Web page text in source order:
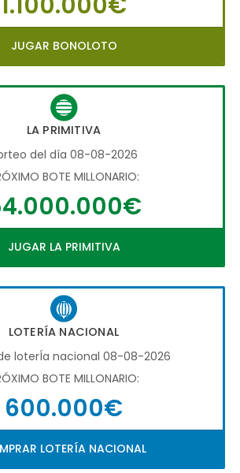
JUGAR BONOLOTO
LA PRIMITIVA
del día 08-08-2026
BOTE MILLONARIO:
JUGAR LA PRIMITIVA
LOTERÍA NACIONAL
loterÍa nacional 08-08-2026
BOTE MILLONARIO:
600.000€
LOTERÍA NACIONAL